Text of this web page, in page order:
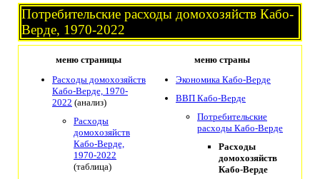
Потребительские расходы домохозяйств Кабо-
Верде, 1970-2022
меню страницы
меню страны
Расходы домохозяйств
Кабо-Верде, 1970-
2022 (анализ)
Расходы
домохозяйств
Кабо-Верде,
1970-2022
(таблица)
Экономика Кабо-Верде
ВВП Кабо-Верде
Потребительские
расходы Кабо-Верде
Расходы
домохозяйств
Кабо-Верде